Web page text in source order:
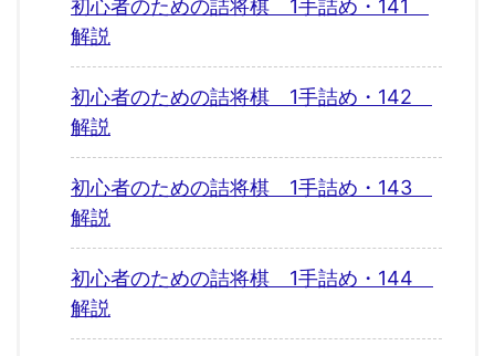
初心者のための詰将棋 1手詰め・141
解説
初心者のための詰将棋 1手詰め・142
解説
初心者のための詰将棋 1手詰め・143
解説
初心者のための詰将棋 1手詰め・144
解説